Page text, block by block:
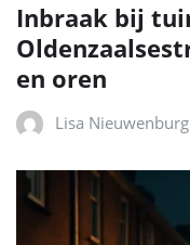
Inbraak bij
en oren
Lisa Nieuwenburg